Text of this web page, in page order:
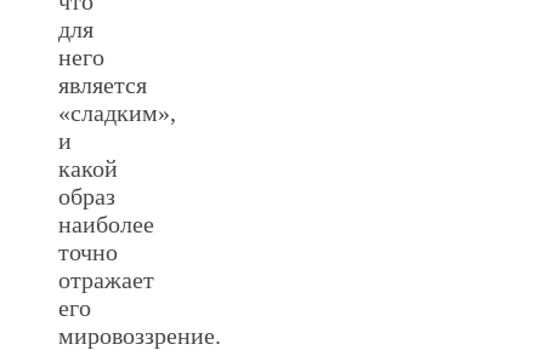
для
него
является
«сладким»,
и
какой
образ
наиболее
точно
отражает
его
мировоззрение.